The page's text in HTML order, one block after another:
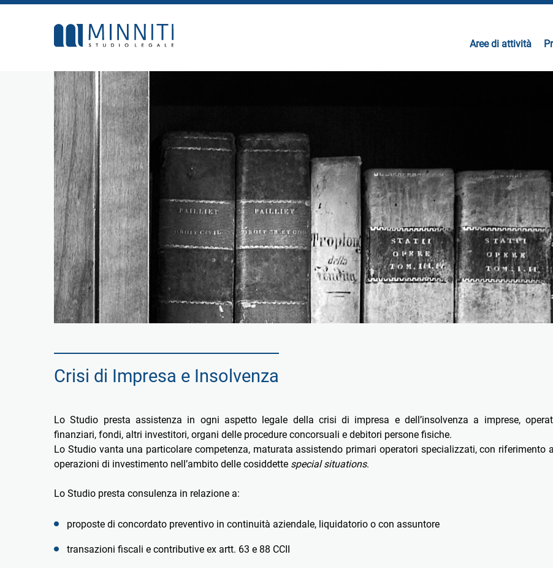
Aree di attività
Crisi di Impresa e Insolvenza
Lo Studio presta assistenza in ogni aspetto legale della crisi di impresa e dell’insolvenza a imprese,
finanziari, fondi, altri investitori, organi delle procedure concorsuali e debitori persone fisiche.
Lo Studio vanta una particolare competenza, maturata assistendo primari operatori specializzati, con riferimento
operazioni di investimento nell’ambito delle cosiddette special situations.
Lo Studio presta consulenza in relazione a:
proposte di concordato preventivo in continuità aziendale, liquidatorio o con assuntore
transazioni fiscali e contributive ex artt. 63 e 88 CCII